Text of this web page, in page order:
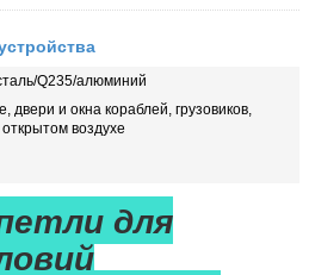
Q235/алюминий
двери и окна кораблей, грузовиков,
воздухе
для